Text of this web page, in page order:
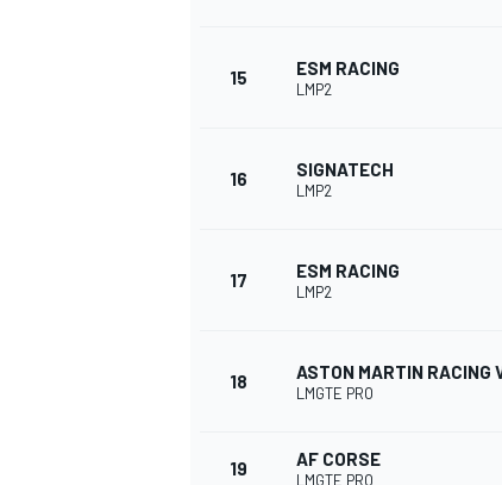
15 ESM RACING
LMP2
16 SIGNATECH
LMP2
17 ESM RACING
LMP2
18 ASTON MARTIN RACING
LMGTE PRO
19 AF CORSE
LMGTE PRO